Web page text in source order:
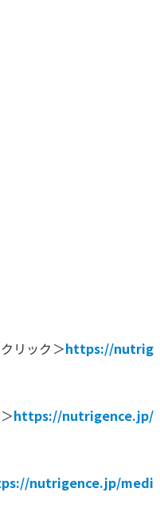
リック＞https://nutrig
https://nutrigence.jp/
nutrigence.jp/medi